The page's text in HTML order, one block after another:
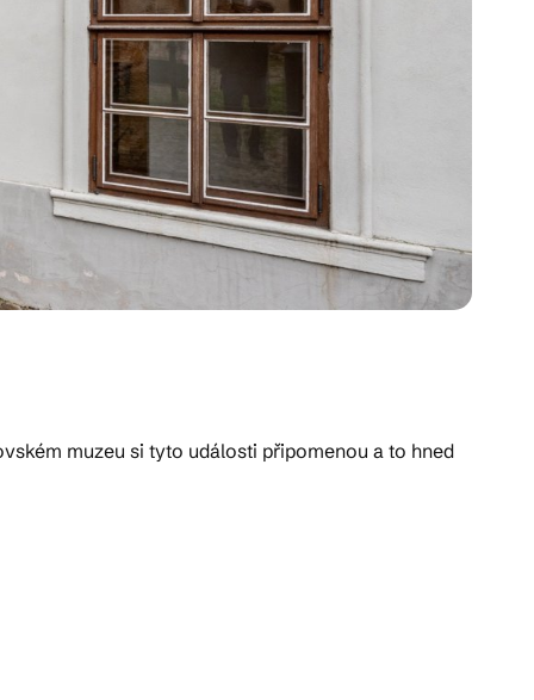
muzeu si tyto události připomenou a to hned